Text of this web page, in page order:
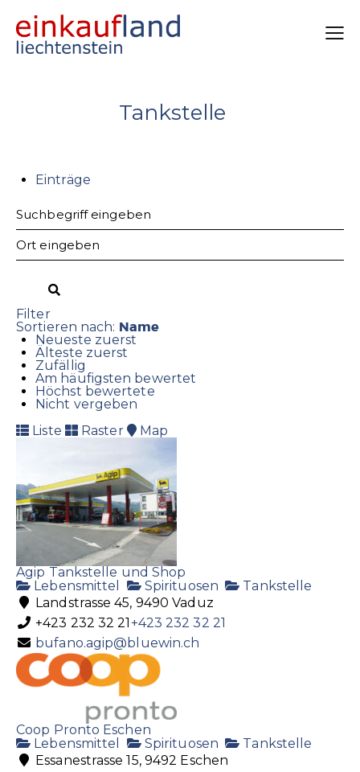
Tankstelle
Einträge
Filter
Sortieren nach: Name
Neueste zuerst
Älteste zuerst
Zufällig
Am häufigsten bewertet
Höchst bewertete
Nicht vergeben
Liste
Raster Map
Agip Tankstelle und Shop
Lebensmittel
Spirituosen
Tankstelle
Landstrasse 45, 9490 Vaduz
+423 232 32 21 +423 232 32 21
bufano.agip@bluewin.ch
Coop Pronto Eschen
Lebensmittel
Spirituosen
Tankstelle
Essanestrasse 15, 9492 Eschen